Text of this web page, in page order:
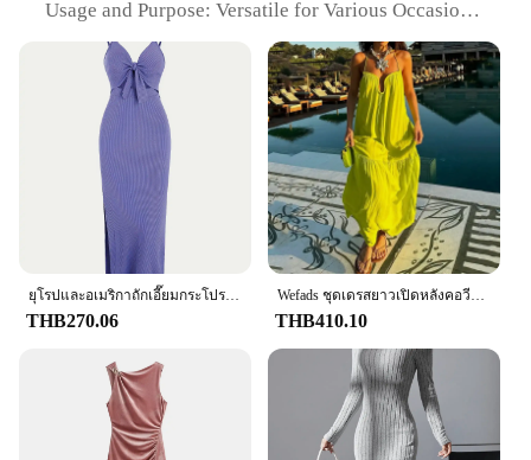
Usage and Purpose: Versatile for Various Occasions
Parties, and Formal Events
Shape or Size or Weight or Quantity: Available in
Diverse Sizes and Colors
Performance and Property: Comfortable Fit with
Durable Construction
Features:
**Elegance Redefined**
Step into the world of timeless elegance with our
exquisite long dress woman collection. Designed
with the modern woman in mind, these dresses are
crafted from premium quality fabric that offers both
design are a testament to the sophistication of the
style, making it an impeccable choice for any
formal event. Whether it's a wedding, a party, or a
corporate gathering, these dresses are versatile
ยุโรปและอเมริกาถักเอี๊ยมกระโปรงแขนกุดแบบเรียบง่ายในฤดูใบไม้ผลิและฤดูร้อนโชว์หลังรั่วและกระโปรงยาวสุดเซ็กซี่พร้อมคอ
THB270.06
Wefads ชุดเดรสยาวเปิดหลังคอวีแขนกุดเซ็กซี่สำหรับผู้หญิงชุดเดรสลำลองทรงหลวมแนวสตรีทแวร์แฟชั่นฤดูร้อน
THB410.10